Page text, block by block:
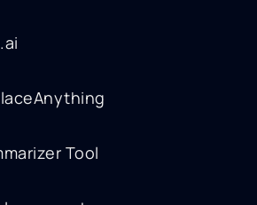
Tool